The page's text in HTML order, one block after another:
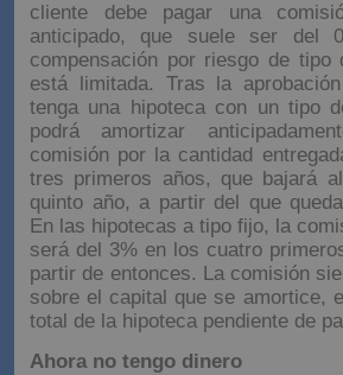
cliente debe pagar una
anticipado, que suele ser del
compensación por riesgo de tipo
está limitada. Tras la
tenga una hipoteca con un tipo
podrá amortizar
comisión por la cantidad
tres primeros años, que bajará
quinto año, a partir del que
En las hipotecas a tipo fijo, la
será del 3% en los cuatro
partir de entonces. La comisión
sobre el capital que se amortice,
total de la hipoteca pendiente de
Ahora no tengo dinero